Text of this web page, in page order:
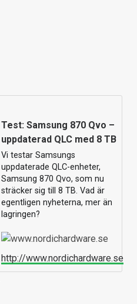
Test: Samsung 870 Qvo –
uppdaterad QLC med 8 TB
Vi testar Samsungs
uppdaterade QLC-enheter,
Samsung 870 Qvo, som nu
sträcker sig till 8 TB. Vad är
egentligen nyheterna, mer än
lagringen?
http://www.nordichardware.se